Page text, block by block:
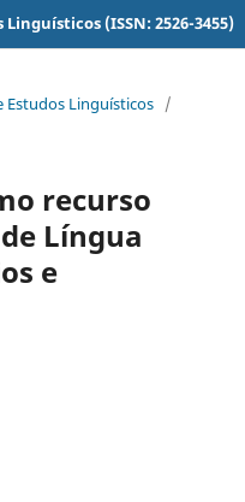
(ISSN: 2526-3455)
Estudos Linguísticos /
recurso
Língua
e